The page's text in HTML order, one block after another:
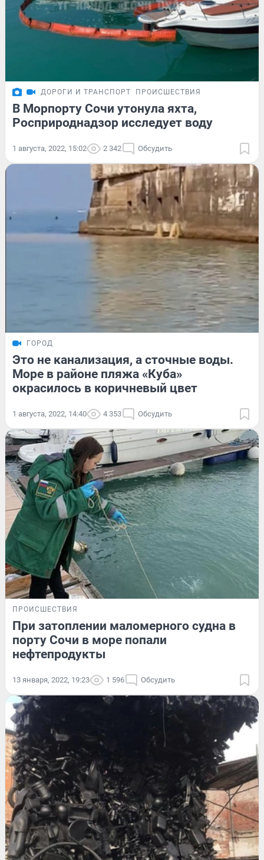
ДОРОГИ И ТРАНСПОРТ ПРОИСШЕСТВИЯ
В Морпорту Сочи утонула яхта,
Росприроднадзор исследует воду
1 августа, 2022, 15:02 2 342 Обсудить
ГОРОД
Это не канализация, а сточные воды.
Море в районе пляжа «Куба»
окрасилось в коричневый цвет
1 августа, 2022, 14:40 4 353 Обсудить
ПРОИСШЕСТВИЯ
При затоплении маломерного судна в
порту Сочи в море попали
нефтепродукты
13 января, 2022, 19:23 1 596 Обсудить